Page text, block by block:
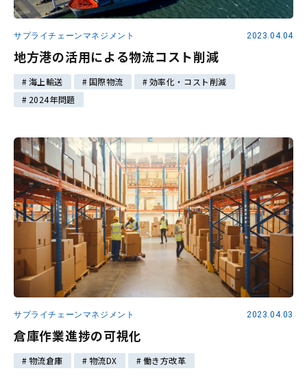
サプライチェーンマネジメント 2023.04.04
地方港の活用による物流コスト削減
海上輸送 国際物流
効率化・コスト削減
2024年問題
サプライチェーンマネジメント 2023.04.03
倉庫作業進捗の可視化
物流倉庫 物流DX 働き方改革